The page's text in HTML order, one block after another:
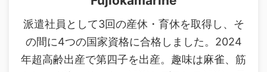
派遣社員として3回の産休・育休を取得し、そ
の間に4つの国家資格に合格しました。2024
年超高齢出産で第四子を出産。趣味は麻雀、筋